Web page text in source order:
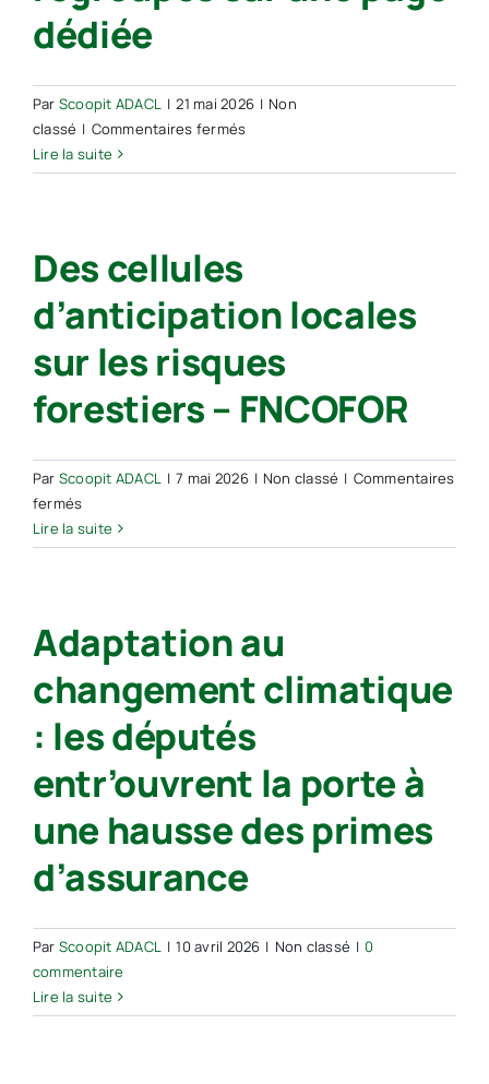
dédiée
Par Scoopit ADACL | 21 mai 2026 | Non
classé | Commentaires ferméssur
climatique
de
Météo-
France
destinés
aux
élus
sur
dédiée
Lire la suite
Des cellules
d’anticipation locales
sur les risques
forestiers – FNCOFOR
Par Scoopit ADACL | 7 mai 2026 | Non classé | Commentaires
ferméssur
Des
cellules
les
risques
forestiers
–
FNCOFOR
Lire la suite
Adaptation au
changement climatique
: les députés
entr’ouvrent la porte à
une hausse des primes
d’assurance
Par Scoopit ADACL | 10 avril 2026 | Non classé | 0
commentaire
Lire la suite